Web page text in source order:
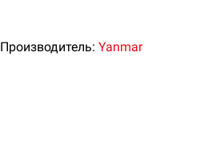
Производитель: Yanmar